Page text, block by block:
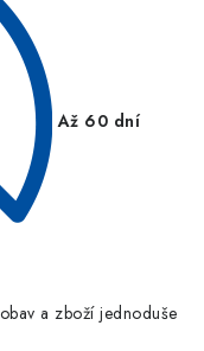
Až 60 dní
a zboží jednoduše